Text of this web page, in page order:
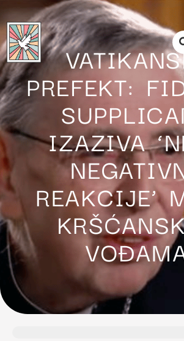
PREFEKT:
IZAZIVA
REAKCIJE’